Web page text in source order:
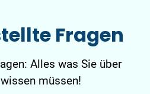
Fragen
Alles was Sie über
müssen!